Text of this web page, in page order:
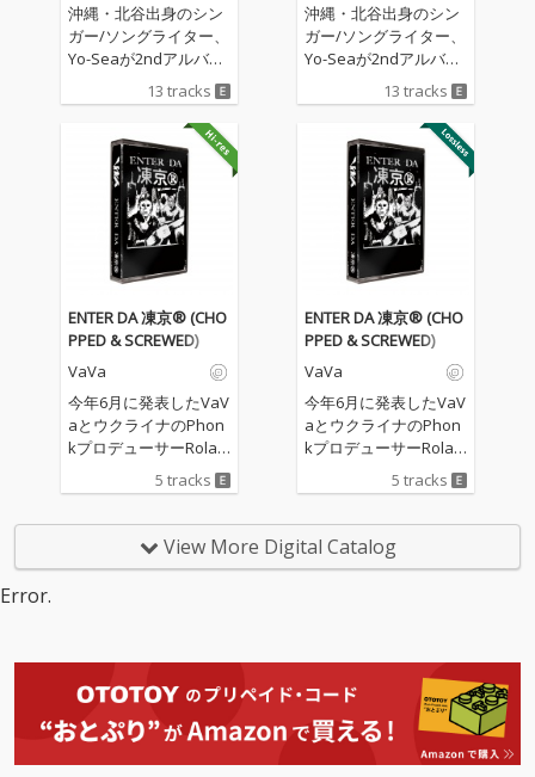
沖縄・北谷出身のシン
ガー/ソングライター、
Yo-Seaが2ndアルバム
『Beyond the Sea』を
リリース。 2023年の1s
t『Sea of Love』以来
約3年ぶりとなる本作
は、「かけ足族」「Fol
low Me」「Won't eve
r」「Wonderland」
「シャナナ」に新曲を
加えた全13曲を収録。
客演には5lackとVaVa
が参加し、「New Jour
ney feat. 5lack」はAru
-2、「Montage feat. V
aVa」はGooDeeが作
曲を手がけた。ほかに
もTaka Perry、エース
橋本、Matt Cabらが名
川翔と宮川純、「4A
参加。既発曲「シャナ
13 tracks
沖縄・北谷出身のシン
ガー/ソングライター、
Yo-Seaが2ndアルバム
『Beyond the Sea』を
リリース。 2023年の1s
t『Sea of Love』以来
約3年ぶりとなる本作
は、「かけ足族」「Fol
low Me」「Won't eve
r」「Wonderland」
「シャナナ」に新曲を
加えた全13曲を収録。
客演には5lackとVaVa
が参加し、「New Jour
ney feat. 5lack」はAru
-2、「Montage feat. V
aVa」はGooDeeが作
曲を手がけた。ほかに
もTaka Perry、エース
橋本、Matt Cabらが名
川翔と宮川純、「4A
参加。既発曲「シャナ
13 tracks
ENTER DA 凍京® (CHO
PPED & SCREWED)
VaVa
今年6月に発表したVaV
aとウクライナのPhon
kプロデューサーRolan
d Jonesによる5曲入り
のコラボEP作品「ENTE
プサウンドで新たに配
信される。国外で改め
し、作品の更なる中毒
性を増している。そし
て「ENTER DA 凍京
®」のカセットテープ
5 tracks
ENTER DA 凍京® (CHO
PPED & SCREWED)
VaVa
今年6月に発表したVaV
aとウクライナのPhon
kプロデューサーRolan
d Jonesによる5曲入り
のコラボEP作品「ENTE
プサウンドで新たに配
信される。国外で改め
VaVa本人がエディット
し、作品の更なる中毒
性を増している。そし
て「ENTER DA 凍京
®」のカセットテープ
5 tracks
View More Digital Catalog
Error.